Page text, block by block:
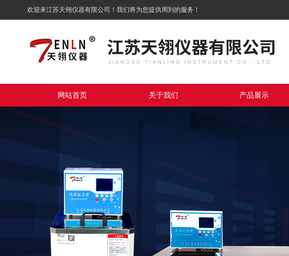
欢迎来江苏天翎仪器有限公司！我们将为您提供周到的服务！
网站首页 关于我们 产品展示